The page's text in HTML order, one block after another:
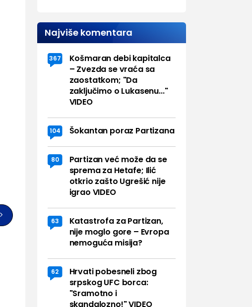
Najviše komentara
367
Košmaran debi kapitalca
– Zvezda se vraća sa
zaostatkom; "Da
zaključimo o Lukasenu..."
VIDEO
104 Šokantan poraz Partizana
80
Partizan već može da se
sprema za Hetafe; Ilić
otkrio zašto Ugrešić nije
igrao VIDEO
63
Katastrofa za Partizan,
nije moglo gore – Evropa
nemoguća misija?
62
Hrvati pobesneli zbog
srpskog UFC borca:
"Sramotno i
skandalozno!" VIDEO